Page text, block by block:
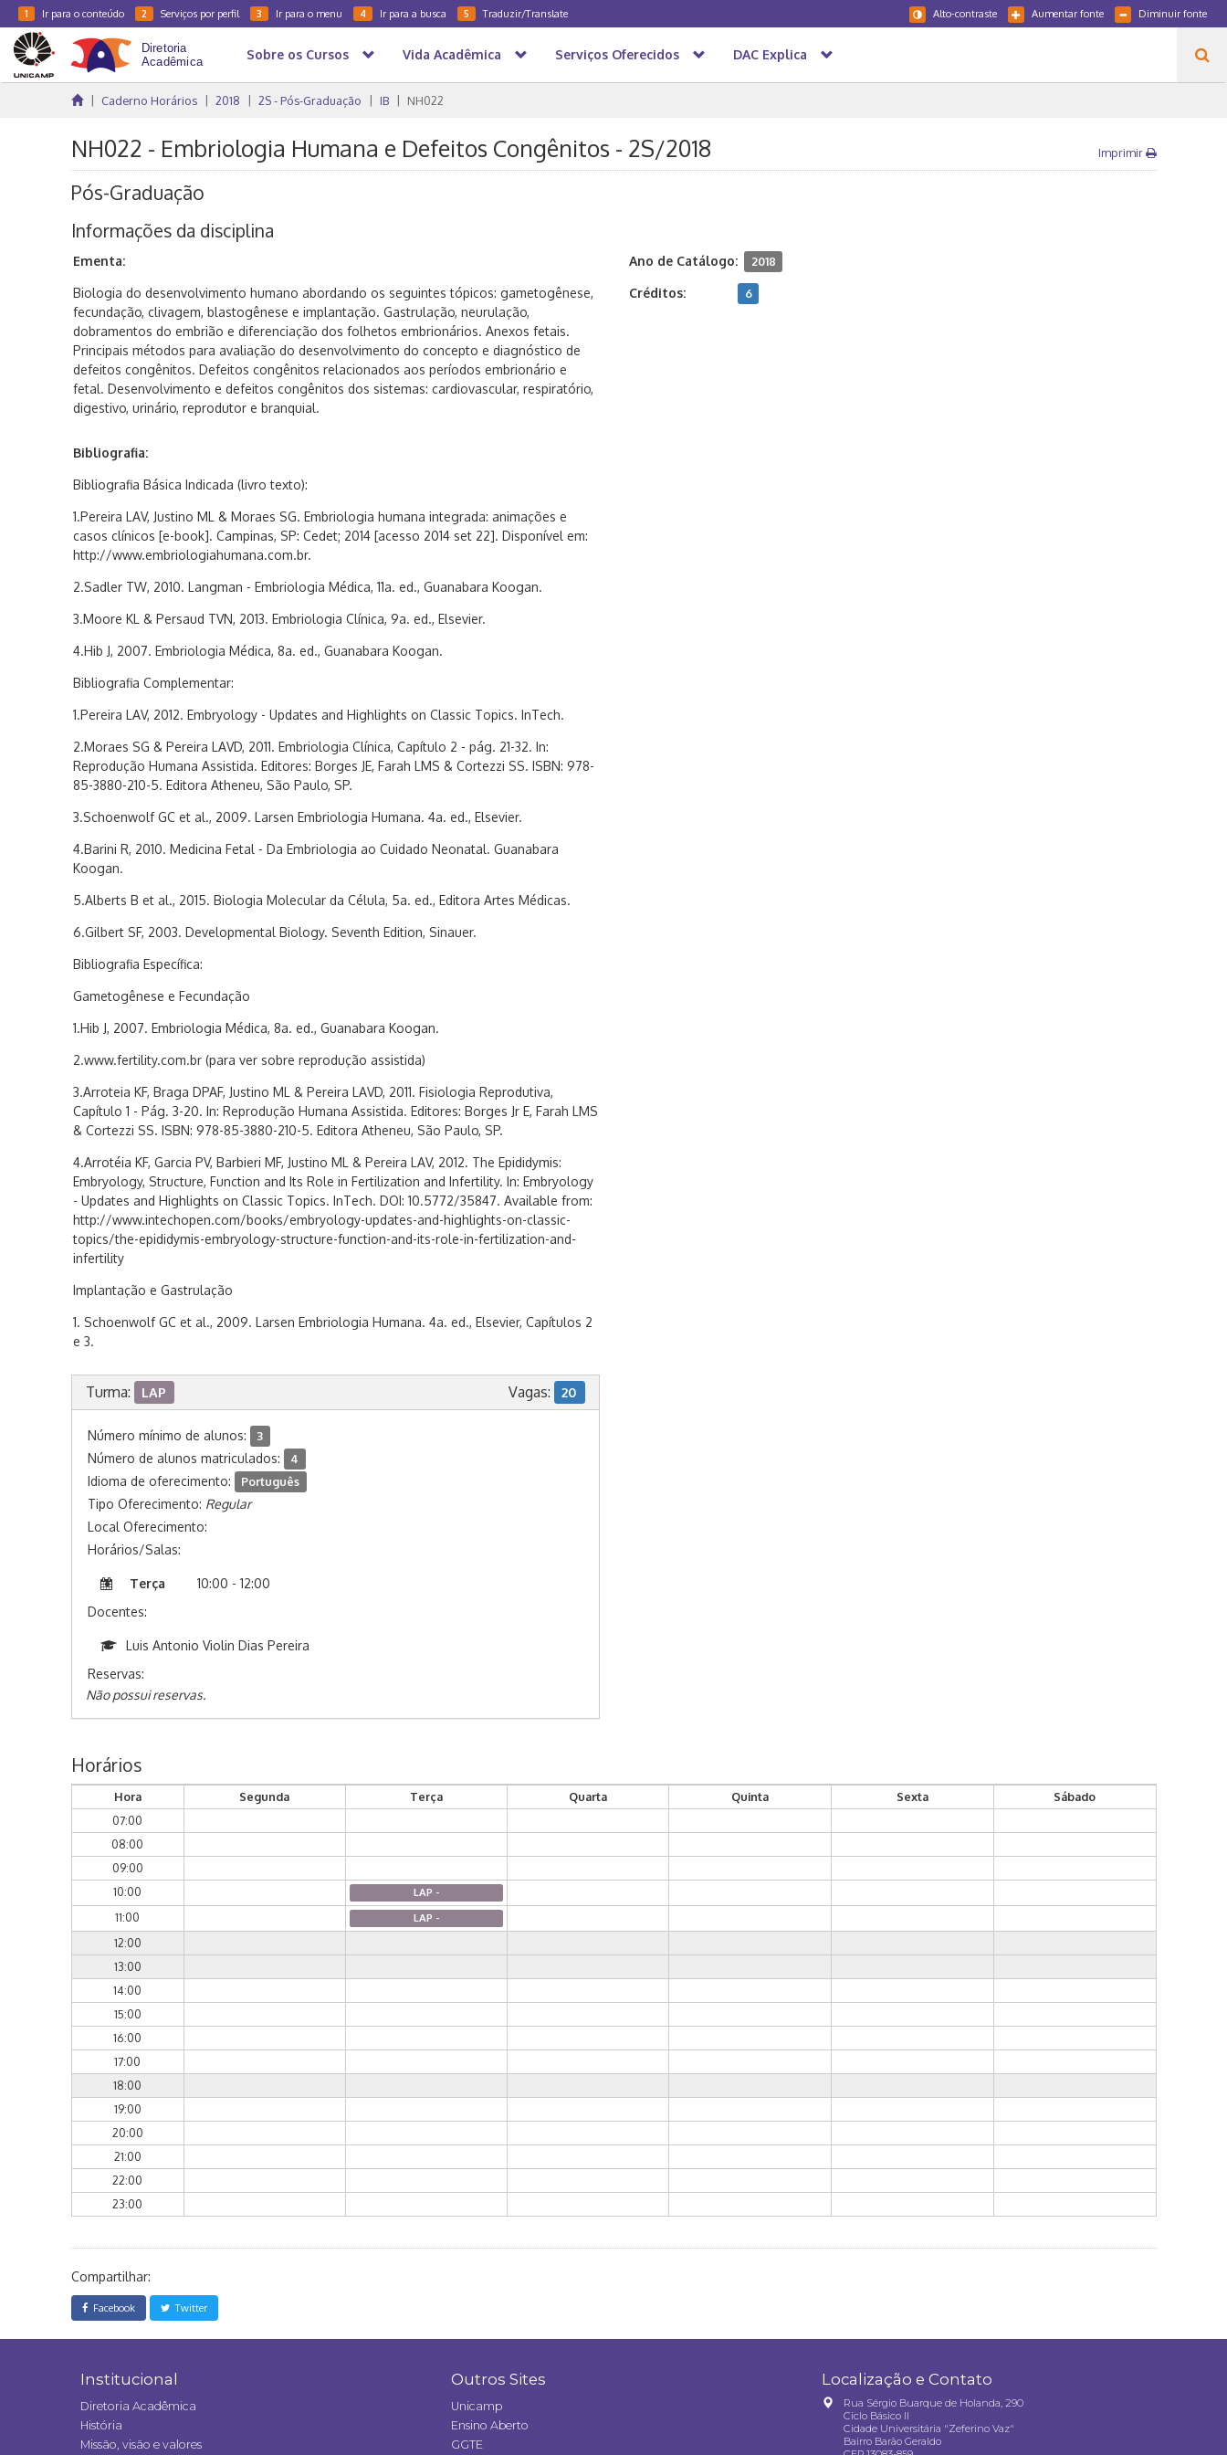
1 Ir para o conteúdo 2 Serviços por perfil 3 Ir para o menu 4 Ir para a busca 5 Traduzir/Translate Diminuir fonte
Aumentar fonte
Alto-contraste
Sobre os Cursos Vida Acadêmica Serviços Oferecidos DAC Explica
Caderno Horários 2018 2S - Pós-Graduação IB NH022
NH022 - Embriologia Humana e Defeitos Congênitos - 2S/2018 Imprimir
Pós-Graduação
Informações da disciplina
Ementa:
Biologia do desenvolvimento humano abordando os seguintes tópicos: gametogênese,
fecundação, clivagem, blastogênese e implantação. Gastrulação, neurulação,
dobramentos do embrião e diferenciação dos folhetos embrionários. Anexos fetais.
Principais métodos para avaliação do desenvolvimento do concepto e diagnóstico de
defeitos congênitos. Defeitos congênitos relacionados aos períodos embrionário e
fetal. Desenvolvimento e defeitos congênitos dos sistemas: cardiovascular, respiratório,
digestivo, urinário, reprodutor e branquial.
Bibliografia:
Bibliografia Básica Indicada (livro texto):
1.Pereira LAV, Justino ML & Moraes SG. Embriologia humana integrada: animações e
casos clínicos [e-book]. Campinas, SP: Cedet; 2014 [acesso 2014 set 22]. Disponível em:
http://www.embriologiahumana.com.br.
2.Sadler TW, 2010. Langman - Embriologia Médica, 11a. ed., Guanabara Koogan.
3.Moore KL & Persaud TVN, 2013. Embriologia Clínica, 9a. ed., Elsevier.
4.Hib J, 2007. Embriologia Médica, 8a. ed., Guanabara Koogan.
Bibliografia Complementar:
1.Pereira LAV, 2012. Embryology - Updates and Highlights on Classic Topics. InTech.
2.Moraes SG & Pereira LAVD, 2011. Embriologia Clínica, Capítulo 2 - pág. 21-32. In:
Reprodução Humana Assistida. Editores: Borges JE, Farah LMS & Cortezzi SS. ISBN: 978-
85-3880-210-5. Editora Atheneu, São Paulo, SP.
3.Schoenwolf GC et al., 2009. Larsen Embriologia Humana. 4a. ed., Elsevier.
4.Barini R, 2010. Medicina Fetal - Da Embriologia ao Cuidado Neonatal. Guanabara
Koogan.
5.Alberts B et al., 2015. Biologia Molecular da Célula, 5a. ed., Editora Artes Médicas.
6.Gilbert SF, 2003. Developmental Biology. Seventh Edition, Sinauer.
Bibliografia Específica:
Gametogênese e Fecundação
1.Hib J, 2007. Embriologia Médica, 8a. ed., Guanabara Koogan.
2.www.fertility.com.br (para ver sobre reprodução assistida)
3.Arroteia KF, Braga DPAF, Justino ML & Pereira LAVD, 2011. Fisiologia Reprodutiva,
Capítulo 1 - Pág. 3-20. In: Reprodução Humana Assistida. Editores: Borges Jr E, Farah LMS
& Cortezzi SS. ISBN: 978-85-3880-210-5. Editora Atheneu, São Paulo, SP.
4.Arrotéia KF, Garcia PV, Barbieri MF, Justino ML & Pereira LAV, 2012. The Epididymis:
Embryology, Structure, Function and Its Role in Fertilization and Infertility. In: Embryology
- Updates and Highlights on Classic Topics. InTech. DOI: 10.5772/35847. Available from:
http://www.intechopen.com/books/embryology-updates-and-highlights-on-classic-
topics/the-epididymis-embryology-structure-function-and-its-role-in-fertilization-and-
infertility
Implantação e Gastrulação
1. Schoenwolf GC et al., 2009. Larsen Embriologia Humana. 4a. ed., Elsevier, Capítulos 2
e 3.
Ano de Catálogo: 2018
Créditos: 6
Turma: LAP Vagas: 20
Número mínimo de alunos: 3
Número de alunos matriculados: 4
Idioma de oferecimento: Português
Tipo Oferecimento: Regular
Local Oferecimento:
Horários/Salas:
Terça
10:00 - 12:00
Docentes:
Luis Antonio Violin Dias Pereira
Reservas:
Não possui reservas.
Horários
Hora Segunda Terça Quarta Quinta Sexta
Sábado
07:00
08:00
09:00
10:00
LAP -
11:00 LAP -
12:00
13:00
14:00
15:00
16:00
17:00
18:00
19:00
20:00
21:00
22:00
23:00
Compartilhar:
Facebook Twitter
Institucional
Diretoria Acadêmica
História
Missão, visão e valores
Outros Sites
Unicamp
Ensino Aberto
GGTE
Localização e Contato
Rua Sérgio Buarque de Holanda, 290
Ciclo Básico II
Cidade Universitária "Zeferino Vaz"
Bairro Barão Geraldo